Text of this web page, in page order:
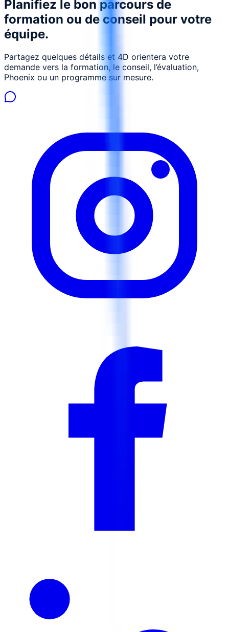
Planifiez le bon parcours de
formation ou de conseil pour votre
équipe.
Partagez quelques détails et 4D orientera votre
demande vers la formation, le conseil, l’évaluation,
Phoenix ou un programme sur mesure.